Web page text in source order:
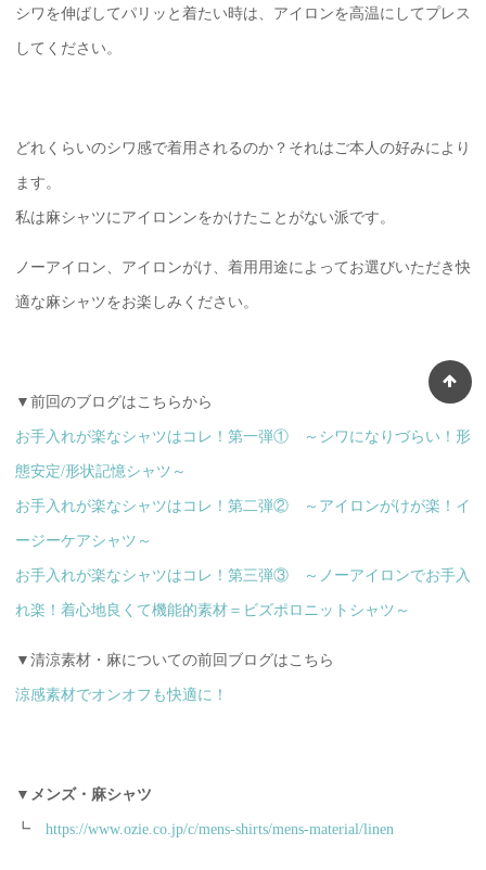
シワを伸ばしてパリッと着たい時は、アイロンを高温にしてプレス
してください。
どれくらいのシワ感で着用されるのか？それはご本人の好みにより
ます。
私は麻シャツにアイロンンをかけたことがない派です。
ノーアイロン、アイロンがけ、着用用途によってお選びいただき快
適な麻シャツをお楽しみください。
▼前回のブログはこちらから
お手入れが楽なシャツはコレ！第一弾① ～シワになりづらい！形
態安定/形状記憶シャツ～
お手入れが楽なシャツはコレ！第二弾② ～アイロンがけが楽！イ
ージーケアシャツ～
お手入れが楽なシャツはコレ！第三弾③ ～ノーアイロンでお手入
れ楽！着心地良くて機能的素材＝ビズポロニットシャツ～
▼清涼素材・麻についての前回ブログはこちら
涼感素材でオンオフも快適に！
▼メンズ・麻シャツ
┗ https://www.ozie.co.jp/c/mens-shirts/mens-material/linen